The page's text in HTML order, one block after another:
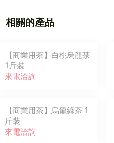
相關的產品
【商業用茶】白桃烏龍茶
1斤裝
來電洽詢
【商業用茶】烏龍綠茶 1
斤裝
來電洽詢